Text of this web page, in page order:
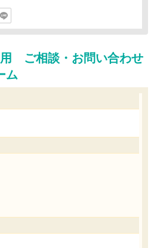
用 ご相談・お問い合わせ
ム